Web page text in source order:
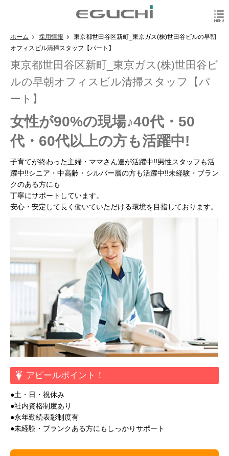
ホーム 採用情報
東京都世田谷区新町_東京ガス(株)世田谷ビルの早朝
オフィスビル清掃スタッフ【パート】
東京都世田谷区新町_東京ガス(株)世田谷ビ
ルの早朝オフィスビル清掃スタッフ【パ
ート】
女性が90%の現場♪40代・50
代・60代以上の方も活躍中!
子育てが終わった主婦・ママさん達が活躍中!!男性スタッフも活
躍中!!シニア・中高齢・シルバー層の方も活躍中!!未経験・ブラン
クのある方にも
丁寧にサポートしています。
安心・安定して長く働いていただける環境を目指しております。
アピールポイント！
●土・日・祝休み
●社内資格制度あり
●永年勤続表彰制度有
●未経験・ブランクある方にもしっかりサポート